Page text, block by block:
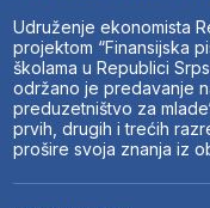
Udruženje ekonomista
projektom “Finansijska
školama u Republici
održano je predavanje
preduzetništvo za
prvih, drugih i trećih
prošire svoja znanja iz